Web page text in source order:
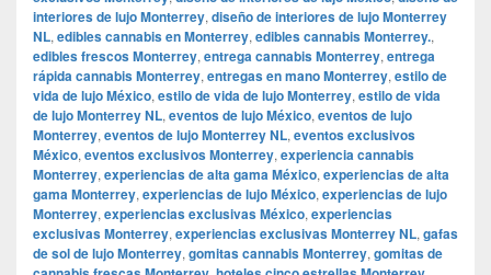
interiores de lujo Monterrey, diseño de interiores de lujo Monterrey
NL, edibles cannabis en Monterrey, edibles cannabis Monterrey.,
edibles frescos Monterrey, entrega cannabis Monterrey, entrega
rápida cannabis Monterrey, entregas en mano Monterrey, estilo de
vida de lujo México, estilo de vida de lujo Monterrey, estilo de vida
de lujo Monterrey NL, eventos de lujo México, eventos de lujo
Monterrey, eventos de lujo Monterrey NL, eventos exclusivos
México, eventos exclusivos Monterrey, experiencia cannabis
Monterrey, experiencias de alta gama México, experiencias de alta
gama Monterrey, experiencias de lujo México, experiencias de lujo
Monterrey, experiencias exclusivas México, experiencias
exclusivas Monterrey, experiencias exclusivas Monterrey NL, gafas
de sol de lujo Monterrey, gomitas cannabis Monterrey, gomitas de